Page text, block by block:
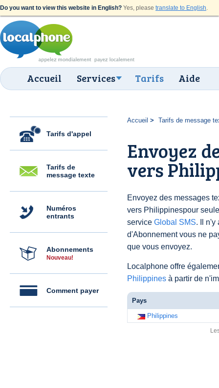
Do you want to view this website in English? Yes, please translate to English.
Accueil Services Tarifs Aide
Tarifs d'appel
Tarifs de
message texte
Numéros
entrants
Abonnements
Nouveau!
Comment payer
Accueil Tarifs de message
Envoyez
vers
Envoyez des messages
vers Philippinespour
service Global SMS. Il n'y
d'Abonnement vous ne
que vous envoyez.
Localphone offre
Philippines à partir de
Pays
Philippines